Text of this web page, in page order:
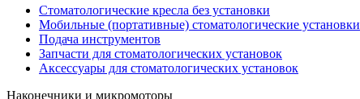
Стоматологические кресла без установки
Мобильные (портативные) стоматологические установки
Подача инструментов
Запчасти для стоматологических установок
Аксессуары для стоматологических установок
Наконечники и микромоторы